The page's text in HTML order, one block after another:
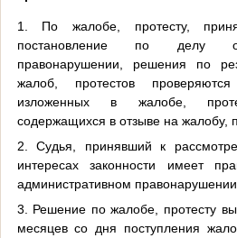
1. По жалобе, протесту,
постановление по делу
правонарушении, решения по
жалоб, протестов
изложенных в жалобе,
содержащихся в отзыве на жалобу,
2. Судья, принявший к
интересах законности имеет
административном
3. Решение по жалобе, протесту
месяцев со дня поступления